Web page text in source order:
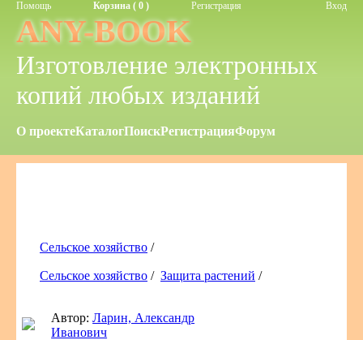
Помощь Корзина ( 0 ) Регистрация Вход
ANY-BOOK
Изготовление электронных
копий любых изданий
О проектеКаталогПоискРегистрацияФорум
Сельское хозяйство /
Сельское хозяйство / Защита растений /
Автор:Ларин, Александр
Иванович